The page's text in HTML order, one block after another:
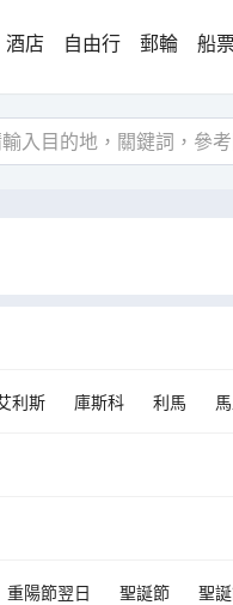
酒店 自由行 郵輪 船
利斯 庫斯科 利馬
重陽節翌日 聖誕節 聖